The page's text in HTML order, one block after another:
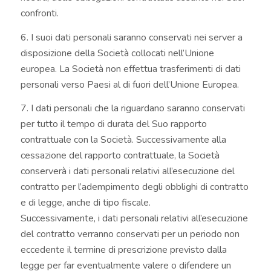
confronti.
6. I suoi dati personali saranno conservati nei server a
disposizione della Società collocati nell’Unione
europea. La Società non effettua trasferimenti di dati
personali verso Paesi al di fuori dell’Unione Europea.
7. I dati personali che la riguardano saranno conservati
per tutto il tempo di durata del Suo rapporto
contrattuale con la Società. Successivamente alla
cessazione del rapporto contrattuale, la Società
conserverà i dati personali relativi all’esecuzione del
contratto per l’adempimento degli obblighi di contratto
e di legge, anche di tipo fiscale.
Successivamente, i dati personali relativi all’esecuzione
del contratto verranno conservati per un periodo non
eccedente il termine di prescrizione previsto dalla
legge per far eventualmente valere o difendere un